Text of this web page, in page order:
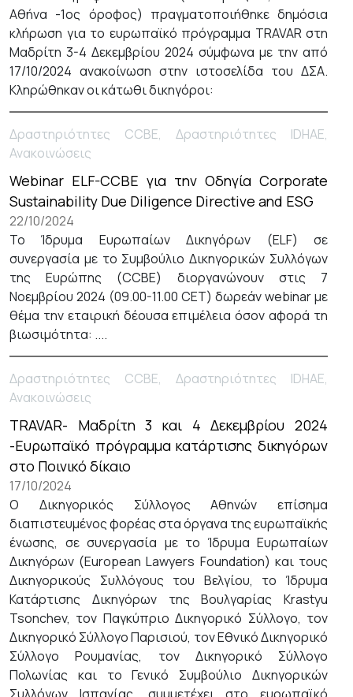
Αθήνα -1ος όροφος) πραγματοποιήθηκε δημόσια
κλήρωση για το ευρωπαϊκό πρόγραμμα TRAVAR στη
Μαδρίτη 3-4 Δεκεμβρίου 2024 σύμφωνα με την από
17/10/2024 ανακοίνωση στην ιστοσελίδα του ΔΣΑ.
Κληρώθηκαν οι κάτωθι δικηγόροι:
Δραστηριότητες CCBE, Δραστηριότητες IDHAE,
Ανακοινώσεις
Webinar ELF-CCBE για την Οδηγία Corporate
Sustainability Due Diligence Directive and ESG
22/10/2024
Το Ίδρυμα Ευρωπαίων Δικηγόρων (ELF) σε
συνεργασία με το Συμβούλιο Δικηγορικών Συλλόγων
της Ευρώπης (CCBE) διοργανώνουν στις 7
Νοεμβρίου 2024 (09.00-11.00 CET) δωρεάν webinar με
θέμα την εταιρική δέουσα επιμέλεια όσον αφορά τη
βιωσιμότητα: ....
Δραστηριότητες CCBE, Δραστηριότητες IDHAE,
Ανακοινώσεις
TRAVAR- Μαδρίτη 3 και 4 Δεκεμβρίου 2024
-Ευρωπαϊκό πρόγραμμα κατάρτισης δικηγόρων
στο Ποινικό δίκαιο
17/10/2024
Ο Δικηγορικός Σύλλογος Αθηνών επίσημα
διαπιστευμένος φορέας στα όργανα της ευρωπαϊκής
ένωσης, σε συνεργασία με το Ίδρυμα Ευρωπαίων
Δικηγόρων (European Lawyers Foundation) και τους
Δικηγορικούς Συλλόγους του Βελγίου, το Ίδρυμα
Κατάρτισης Δικηγόρων της Βουλγαρίας Krastyu
Tsonchev, τον Παγκύπριο Δικηγορικό Σύλλογο, τον
Δικηγορικό Σύλλογο Παρισιού, τον Εθνικό Δικηγορικό
Σύλλογο Ρουμανίας, τον Δικηγορικό Σύλλογο
Πολωνίας και το Γενικό Συμβούλιο Δικηγορικών